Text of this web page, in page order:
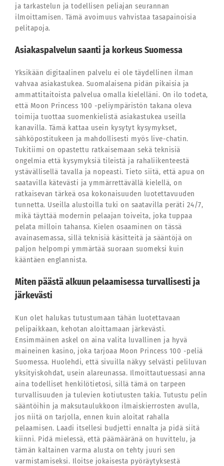
ja tarkastelun ja todellisen peliajan seurannan
ilmoittamisen. Tämä avoimuus vahvistaa tasapainoisia
pelitapoja.
Asiakaspalvelun saanti ja korkeus Suomessa
Yksikään digitaalinen palvelu ei ole täydellinen ilman
vahvaa asiakastukea. Suomalaisena pidän pikaisia ja
ammattitaitoista palvelua omalla kielelläni. On ilo todeta,
että Moon Princess 100 -peliympäristön takana oleva
toimija tuottaa suomenkielistä asiakastukea useilla
kanavilla. Tämä kattaa usein kysytyt kysymykset,
sähköpostitukeen ja mahdollisesti myös live-chatin.
Tukitiimi on opastettu ratkaisemaan sekä teknisiä
ongelmia että kysymyksiä tileistä ja rahaliikenteestä
ystävällisellä tavalla ja nopeasti. Tieto siitä, että apua on
saatavilla kätevästi ja ymmärrettävällä kielellä, on
ratkaisevan tärkeä osa kokonaisuuden luotettavuuden
tunnetta. Useilla alustoilla tuki on saatavilla peräti 24/7,
mikä täyttää modernin pelaajan toiveita, joka tuppaa
pelata milloin tahansa. Kielen osaaminen on tässä
avainasemassa, sillä teknisiä käsitteitä ja sääntöjä on
paljon helpompi ymmärtää suoraan suomeksi kuin
kääntäen englannista.
Miten päästä alkuun pelaamisessa turvallisesti ja
järkevästi
Kun olet halukas tutustumaan tähän luotettavaan
pelipaikkaan, kehotan aloittamaan järkevästi.
Ensimmäinen askel on aina valita luvallinen ja hyvä
maineinen kasino, joka tarjoaa Moon Princess 100 -peliä
Suomessa. Huolehdi, että sivuilla näkyy selvästi peliluvan
yksityiskohdat, usein alareunassa. Ilmoittautuessasi anna
aina todelliset henkilötietosi, sillä tämä on tarpeen
turvallisuuden ja tulevien kotiutusten takia. Tutustu pelin
sääntöihin ja maksutaulukkoon ilmaiskierrosten avulla,
jos niitä on tarjolla, ennen kuin aloitat rahalla
pelaamisen. Laadi itsellesi budjetti ennalta ja pidä siitä
kiinni. Pidä mielessä, että päämääränä on huvittelu, ja
tämän kaltainen varma alusta on tehty juuri sen
varmistamiseksi. Iloitse jokaisesta pyöräytyksestä